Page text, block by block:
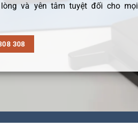
và yên tâm tuyệt đối cho mọi
308